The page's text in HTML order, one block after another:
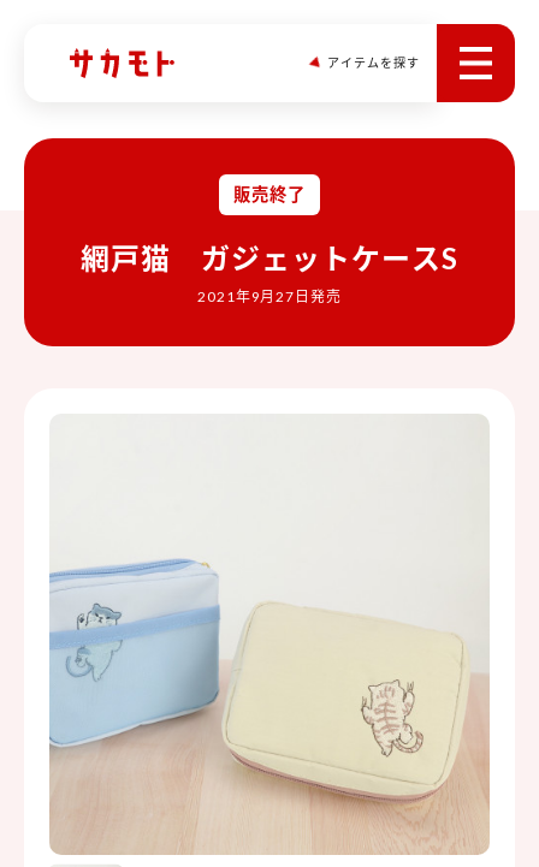
アイテムを探す
販売終了
網戸猫 ガジェットケースS
2021年9月27日発売